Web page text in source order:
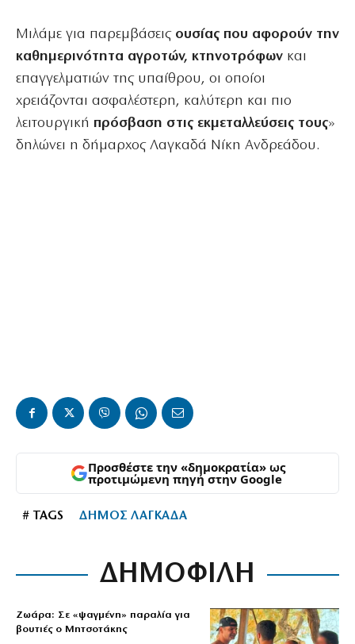
Μιλάμε για παρεμβάσειςουσίας που αφορούν την
καθημερινότητα αγροτών, κτηνοτρόφων και
επαγγελματιών της υπαίθρου, οι οποίοι
χρειάζονται ασφαλέστερη, καλύτερη και πιο
λειτουργική πρόσβαση στις εκμεταλλεύσεις τους»
δηλώνει η δήμαρχος Λαγκαδά Νίκη Ανδρεάδου.
Προσθέστε την «δημοκρατία» ως
προτιμώμενη πηγή στην Google
# TAGS ΔΗΜΟΣ ΛΑΓΚΑΔΑ
ΔΗΜΟΦΙΛΗ
Ζωάρα: Σε «ψαγμένη» παραλία για
βουτιές ο Μητσοτάκης